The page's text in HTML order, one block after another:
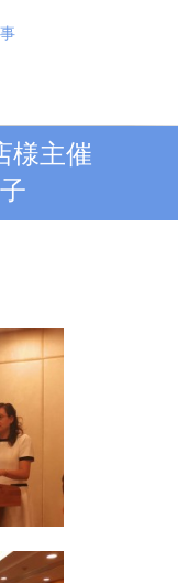
法共
所
様主催